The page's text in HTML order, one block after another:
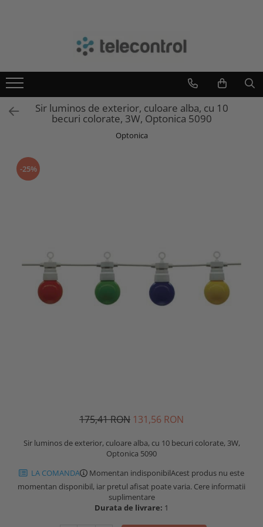
Teletask
IntelightSir luminos de exterior, culoare alba, cu 10
becuri colorate, 3W, Optonica 5090
Optonica
-25%
175,41 RON 131,56 RON
Sir luminos de exterior, culoare alba, cu 10 becuri colorate, 3W,
Optonica 5090
LA COMANDA
Momentan indisponibilAcest produs nu este
momentan disponibil, iar pretul afisat poate varia. Cere informatii
suplimentare
Durata de livrare: 1